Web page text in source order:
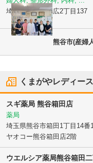
埼玉県熊谷市末広2丁目137
熊谷市(産婦
くまがやレディー
スギ薬局 熊谷箱田店
薬局
埼玉県熊谷市箱田1丁目14番
ヤオコー熊谷箱田店2階
ウエルシア薬局熊谷箱田